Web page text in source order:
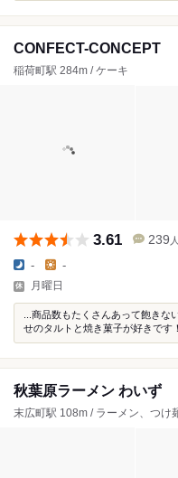
CONFECT-CONCEPT
稲荷町駅 284m / ケーキ
3.61 239 人
- -
月曜日
...商品数もたくさんあって飽き
せのタルトと焼き菓子が好きです
秋葉原ラーメン わいず
末広町駅 108m / ラーメン、つけ